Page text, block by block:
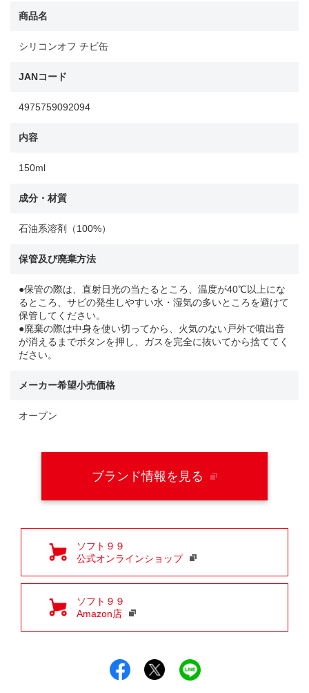
商品名
シリコンオフ チビ缶
JANコード
4975759092094
内容
150ml
成分・材質
石油系溶剤（100%）
保管及び廃棄方法
●保管の際は、直射日光の当たるところ、温度が40℃以上にな
るところ、サビの発生しやすい水・湿気の多いところを避けて
保管してください。
●廃棄の際は中身を使い切ってから、火気のない戸外で噴出音
が消えるまでボタンを押し、ガスを完全に抜いてから捨ててく
ださい。
メーカー希望小売価格
オープン
ブランド情報を見る
ソフト９９
公式オンラインショップ
ソフト９９
Amazon店
Facebookでシェア
XでシェアLINEでシェア